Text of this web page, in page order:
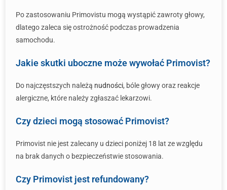
Po zastosowaniu Primovistu mogą wystąpić zawroty głowy,
dlatego zaleca się ostrożność podczas prowadzenia
samochodu.
Jakie skutki uboczne może wywołać Primovist?
Do najczęstszych należą nudności, bóle głowy oraz reakcje
alergiczne, które należy zgłaszać lekarzowi.
Czy dzieci mogą stosować Primovist?
Primovist nie jest zalecany u dzieci poniżej 18 lat ze względu
na brak danych o bezpieczeństwie stosowania.
Czy Primovist jest refundowany?